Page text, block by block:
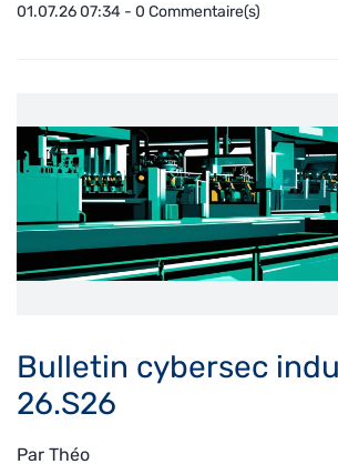
01.07.26 07:34 - 0 Commentaire(s)
Bulletin cybersec
26.S26
Par Théo